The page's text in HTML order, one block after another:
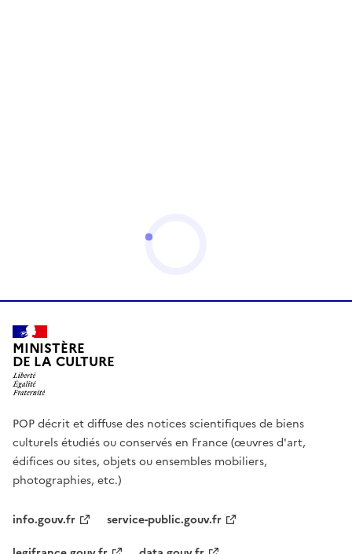
MINISTÈRE
DE LA CULTURE
POP décrit et diffuse des notices scientifiques de biens
culturels étudiés ou conservés en France (œuvres d'art,
édifices ou sites, objets ou ensembles mobiliers,
photographies, etc.)
info.gouv.fr
service-public.gouv.fr